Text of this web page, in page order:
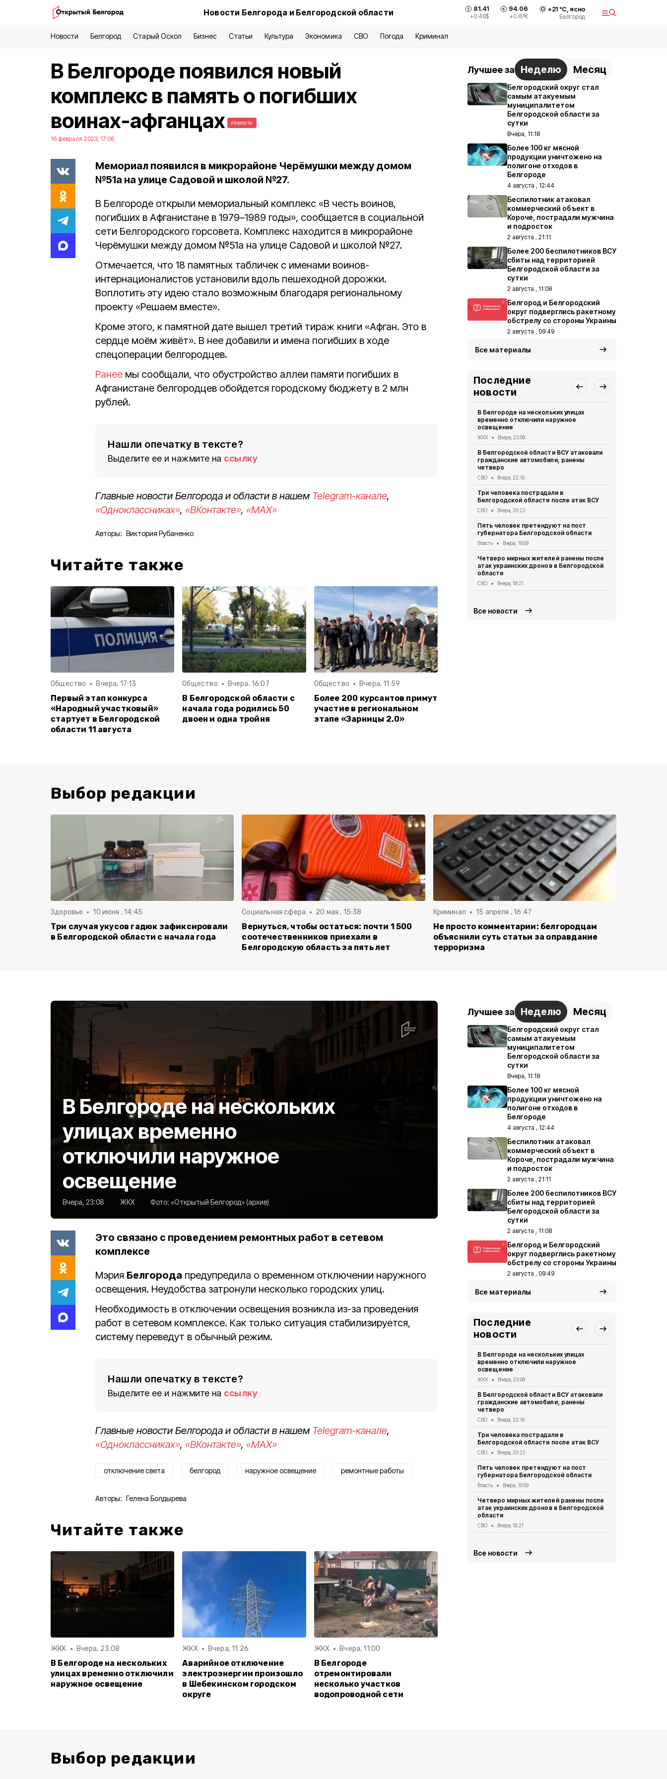
Новости Белгорода и Белгородской области 81.41
+0.48$
94.06
+0.87€
+21°С, ясно
Белгород
Новости Белгород Старый Оскол Бизнес Статьи Культура Экономика СВО Погода Криминал
В Белгороде появился новый
комплекс в память о погибших
воинах-афганцах
Новость
16 февраля 2023, 17:06
Мемориал появился в микрорайоне Черёмушки между домом
№51а на улице Садовой и школой №27.
В Белгороде открыли мемориальный комплекс «В честь воинов,
погибших в Афганистане в 1979–1989 годы», сообщается в социальной
сети Белгородского горсовета. Комплекс находится в микрорайоне
Черёмушки между домом №51а на улице Садовой и школой №27.
Отмечается, что 18 памятных табличек с именами воинов-
интернационалистов установили вдоль пешеходной дорожки.
Воплотить эту идею стало возможным благодаря региональному
проекту «Решаем вместе».
Кроме этого, к памятной дате вышел третий тираж книги «Афган. Это в
сердце моём живёт». В нее добавили и имена погибших в ходе
спецоперации белгородцев.
Ранее мы сообщали, что обустройство аллеи памяти погибших в
Афганистане белгородцев обойдется городскому бюджету в 2 млн
рублей.
Нашли опечатку в тексте?
Выделите ее и нажмите на ссылку
Главные новости Белгорода и области в нашем Telegram-канале,
«Одноклассниках», «ВКонтакте», «MAX»
Авторы: Виктория Рубаненко
Читайте также
Общество Вчера, 17:13
Первый этап конкурса
«Народный участковый»
стартует в Белгородской
области 11 августа
Общество Вчера, 16:07
В Белгородской области с
начала года родились 50
двоен и одна тройня
Общество Вчера, 11:59
Более 200 курсантов примут
участие в региональном
этапе «Зарницы 2.0»
Лучшее за Неделю Месяц
Белгородский округ стал
самым атакуемым
муниципалитетом
Белгородской области за
сутки
Вчера, 11:18
Более 100 кг мясной
продукции уничтожено на
полигоне отходов в
Белгороде
4 августа , 12:44
Беспилотник атаковал
коммерческий объект в
Короче, пострадали мужчина
и подросток
2 августа , 21:11
Более 200 беспилотников ВСУ
сбиты над территорией
Белгородской области за
сутки
2 августа , 11:08
Белгород и Белгородский
округ подверглись ракетному
обстрелу со стороны Украины
2 августа , 09:49
Все материалы
Последние
новости
В Белгороде на нескольких улицах
временно отключили наружное
освещение
ЖКХ Вчера, 23:08
В Белгородской области ВСУ атаковали
гражданские автомобили, ранены
четверо
СВО Вчера, 22:16
Три человека пострадали в
Белгородской области после атак ВСУ
СВО Вчера, 20:22
Пять человек претендуют на пост
губернатора Белгородской области
Власть Вчера, 19:59
Четверо мирных жителей ранены после
атак украинских дронов в Белгородской
области
СВО Вчера, 18:21
Все новости
Выбор редакции
Здоровье 10 июня , 14:45
Три случая укусов гадюк зафиксировали
в Белгородской области с начала года
Социальная сфера 20 мая , 15:38
Вернуться, чтобы остаться: почти 1 500
соотечественников приехали в
Белгородскую область за пять лет
Криминал 15 апреля , 16:47
Не просто комментарии: белгородцам
объяснили суть статьи за оправдание
терроризма
В Белгороде на нескольких
улицах временно
отключили наружное
освещение
Вчера, 23:08 ЖКХ Фото: «Открытый Белгород» (архив)
Это связано с проведением ремонтных работ в сетевом
комплексе
Мэрия Белгорода предупредила о временном отключении наружного
освещения. Неудобства затронули несколько городских улиц.
Необходимость в отключении освещения возникла из-за проведения
работ в сетевом комплексе. Как только ситуация стабилизируется,
систему переведут в обычный режим.
Нашли опечатку в тексте?
Выделите ее и нажмите на ссылку
Главные новости Белгорода и области в нашем Telegram-канале,
«Одноклассниках», «ВКонтакте», «MAX»
отключение света белгород наружное освещение ремонтные работы
Авторы: Гелена Болдырева
Читайте также
ЖКХ Вчера, 23:08
В Белгороде на нескольких
улицах временно отключили
наружное освещение
ЖКХ Вчера, 11:26
Аварийное отключение
электроэнергии произошло
в Шебекинском городском
округе
ЖКХ Вчера, 11:00
В Белгороде
отремонтировали
несколько участков
водопроводной сети
Лучшее за Неделю Месяц
Белгородский округ стал
самым атакуемым
муниципалитетом
Белгородской области за
сутки
Вчера, 11:18
Более 100 кг мясной
продукции уничтожено на
полигоне отходов в
Белгороде
4 августа , 12:44
Беспилотник атаковал
коммерческий объект в
Короче, пострадали мужчина
и подросток
2 августа , 21:11
Более 200 беспилотников ВСУ
сбиты над территорией
Белгородской области за
сутки
2 августа , 11:08
Белгород и Белгородский
округ подверглись ракетному
обстрелу со стороны Украины
2 августа , 09:49
Все материалы
Последние
новости
В Белгороде на нескольких улицах
временно отключили наружное
освещение
ЖКХ Вчера, 23:08
В Белгородской области ВСУ атаковали
гражданские автомобили, ранены
четверо
СВО Вчера, 22:16
Три человека пострадали в
Белгородской области после атак ВСУ
СВО Вчера, 20:22
Пять человек претендуют на пост
губернатора Белгородской области
Власть Вчера, 19:59
Четверо мирных жителей ранены после
атак украинских дронов в Белгородской
области
СВО Вчера, 18:21
Все новости
Выбор редакции